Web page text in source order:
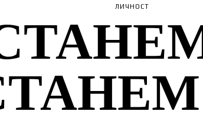
ЛИЧНОСТ